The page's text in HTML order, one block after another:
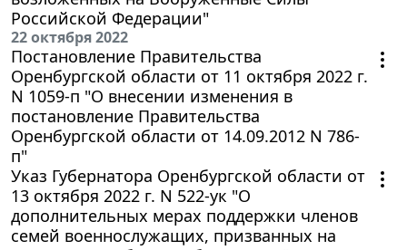
Российской Федерации"
22 октября 2022
Постановление Правительства
Оренбургской области от 11 октября 2022 г.
N 1059-п "О внесении изменения в
постановление Правительства
Оренбургской области от 14.09.2012 N 786-
п"
Указ Губернатора Оренбургской области от
13 октября 2022 г. N 522-ук "О
дополнительных мерах поддержки членов
семей военнослужащих, призванных на